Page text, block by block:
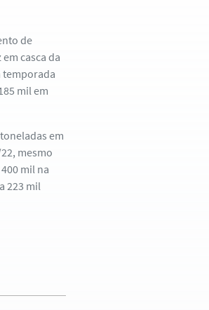
de
casca da
temporada
mil em
em
mesmo
mil na
223 mil